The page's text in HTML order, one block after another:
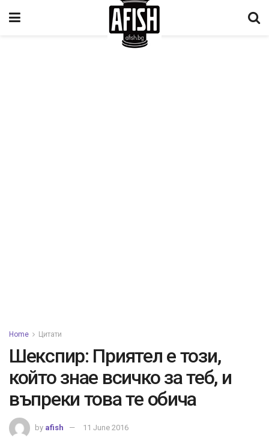
Home Цитати
Шекспир: Приятел е този,
който знае всичко за теб, и
въпреки това те обича
by afish 11 June 2016